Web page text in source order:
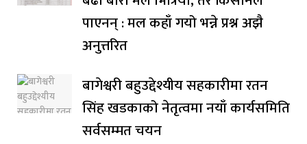
पाएनन् : मल कहाँ गयो भन्ने प्रश्न अझै
अनुत्तरित
बागेश्वरी बहुउद्देश्यीय सहकारीमा रतन
सिंह खडकाको नेतृत्वमा नयाँ कार्यसमिति
सर्वसम्मत चयन